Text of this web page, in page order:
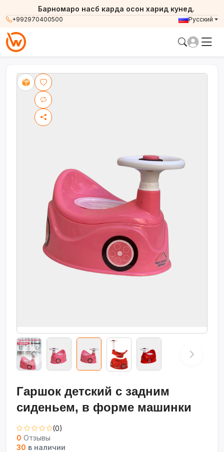
+992970400500
Барномаро насб карда осон харид кунед.
Русский
Гаршок детский с задним
сиденьем, в форме машинки
(0)
0 Отзывы
30 в наличии